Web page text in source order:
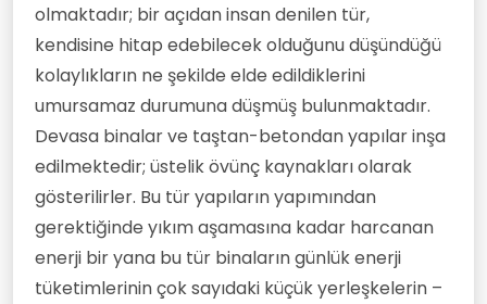
olmaktadır; bir açıdan insan denilen tür,
kendisine hitap edebilecek olduğunu düşündüğü
kolaylıkların ne şekilde elde edildiklerini
umursamaz durumuna düşmüş bulunmaktadır.
Devasa binalar ve taştan-betondan yapılar inşa
edilmektedir; üstelik övünç kaynakları olarak
gösterilirler. Bu tür yapıların yapımından
gerektiğinde yıkım aşamasına kadar harcanan
enerji bir yana bu tür binaların günlük enerji
tüketimlerinin çok sayıdaki küçük yerleşkelerin –